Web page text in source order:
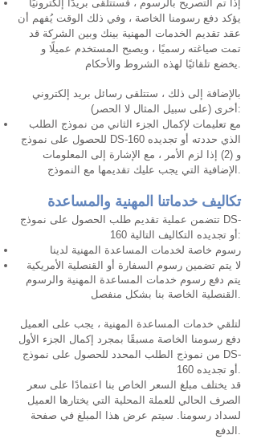
إذا تم التصريح بالرسوم ، فستتلقى بريدًا إلكترونيًا
يؤكد دفع رسومنا الخاصة ، وفي ذلك الوقت يُفهم أن
عقد تقديم الخدمات المهنية بينك وبين الشركة قد
تمت صياغته رسميًا ، ويصبح المستخدم عميلًا و
يخضع تلقائيًا لهذه الشروط والأحكام.
بالإضافة إلى ذلك ، ستتلقى رسائل بريد إلكتروني
أخرى (على سبيل المثال لا الحصر):
مع تعليمات لإكمال الجزء الثاني من نموذج الطلب
للحصول على نموذج DS-160 الذي حددته أو تجديده
و (2) إذا لزم الأمر ، مع الإشارة إلى المعلومات
الإضافية التي يجب عليك تقديمها مع النموذج.
تكاليف خدماتنا المهنية والمساعدة
تتضمن عملية تقديم طلب الحصول على نموذج DS-
160 أو تجديده التكاليف التالية:
رسوم خاصة لخدمات المساعدة المهنية لدينا
لا يتم تضمين رسوم السفارة أو القنصلية الأمريكية
يتم دفع رسوم خدمات المساعدة المهنية والرسوم
القنصلية الخاصة بنا بشكل منفصل.
لتلقي خدمات المساعدة المهنية ، يجب على العميل
دفع رسومنا الخاصة مسبقًا بمجرد إكمال الجزء الأول
من نموذج الطلب المحدد للحصول على نموذج DS-
160 أو تجديده.
قد يختلف مبلغ السعر الخاص بنا اعتمادًا على سعر
الصرف الحالي للعملة المحلية التي يختارها العميل
لسداد رسومنا. سيتم عرض هذا المبلغ في صفحة
الدفع.